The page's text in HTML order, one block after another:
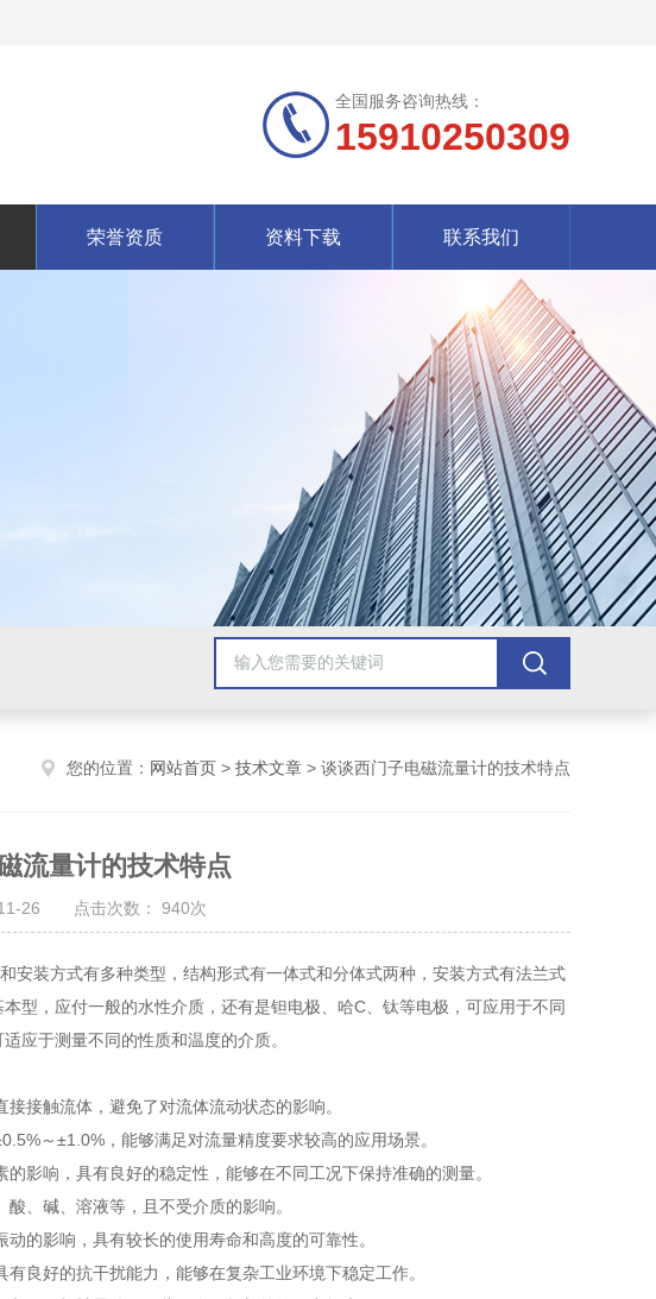
全国服务咨询热线：
15910250309
荣誉资质 资料下载 联系我们
您的位置： 网站首页 > 技术文章 > 谈谈西门子电磁流量计的技术特点
流量计的技术特点
11-26 点击次数： 940次
安装方式有多种类型，结构形式有一体式和分体式两种，安装方式有法兰式
型，应付一般的水性介质，还有是钽电极、哈C、钛等电极，可应用于不同
应于测量不同的性质和温度的介质。
接触流体，避免了对流体流动状态的影响。
～±1.0%，能够满足对流量精度要求较高的应用场景。
响，具有良好的稳定性，能够在不同工况下保持准确的测量。
、碱、溶液等，且不受介质的影响。
影响，具有较长的使用寿命和高度的可靠性。
好的抗干扰能力，能够在复杂工业环境下稳定工作。